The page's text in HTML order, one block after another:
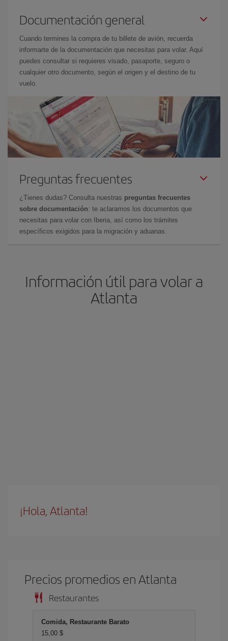
Documentación general
Cuando termines la compra de tu billete de avión, recuerda
informarte de la documentación que necesitas para volar. Aquí
puedes consultar si requieres visado, pasaporte, seguro o
cualquier otro documento, según el origen y el destino de tu
vuelo.
Preguntas frecuentes
¿Tienes dudas? Consulta nuestras preguntas frecuentes
sobre documentación: te aclaramos los documentos que
necesitas para volar con Iberia, así como los trámites
específicos exigidos para la migración y aduanas.
Información útil para volar a
Atlanta
¡Hola, Atlanta!
Precios promedios en Atlanta
Restaurantes
Comida, Restaurante Barato
15,00 $